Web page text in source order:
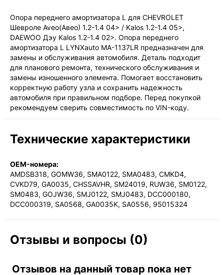
СДЭК — Курьер
1-3 дня, от 385 ₽
Опора переднего амортизатора L для CHEVROLET
Шевроле Aveo(Авео) 1.2-1.4 04> / Kalos 1.2-1.4 05>,
DAEWOO Дэу Kalos 1.2-1.4 02>. Опора переднего
амортизатора L LYNXauto MA-1137LR предназначен для
замены и обслуживания автомобиля. Деталь подходит
для планового ремонта, технического обслуживания и
замены изношенного элемента. Помогает восстановить
корректную работу узла и сохранить надежность
автомобиля при правильном подборе. Перед покупкой
рекомендуем сверить совместимость по VIN-коду.
Технические характеристики
OEM-номера:
AMDSB318, GOMW36, SMA0122, SMA0483, CMKD4,
CVKD79, GA0035, CHSSAVHR, SM24019, RUW36, SM0122,
SM0483, GOJW36, SMJ0122, SMJ0483, DCC000180,
DCC000319, SA0568, GA0035K, SA0556, 95015324
Отзывы и вопросы (0)
Отзывов на данный товар пока нет